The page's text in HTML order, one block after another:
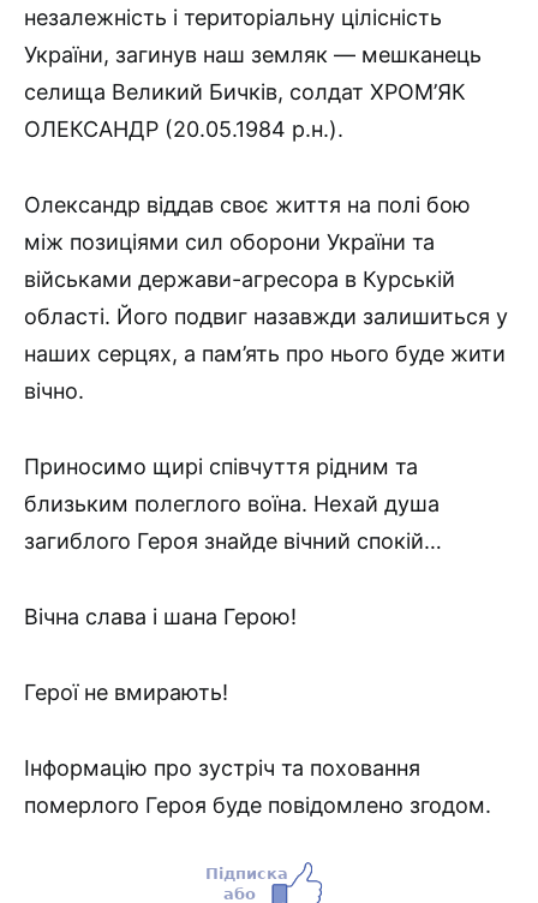
незалежність і територіальну цілісність
України, загинув наш земляк — мешканець
селища Великий Бичків, солдат ХРОМ’ЯК
ОЛЕКСАНДР (20.05.1984 р.н.).
Олександр віддав своє життя на полі бою
між позиціями сил оборони України та
військами держави-агресора в Курській
області. Його подвиг назавжди залишиться у
наших серцях, а пам’ять про нього буде жити
вічно.
Приносимо щирі співчуття рідним та
близьким полеглого воїна. Нехай душа
загиблого Героя знайде вічний спокій…
Вічна слава і шана Герою!
Герої не вмирають!
Інформацію про зустріч та поховання
померлого Героя буде повідомлено згодом.